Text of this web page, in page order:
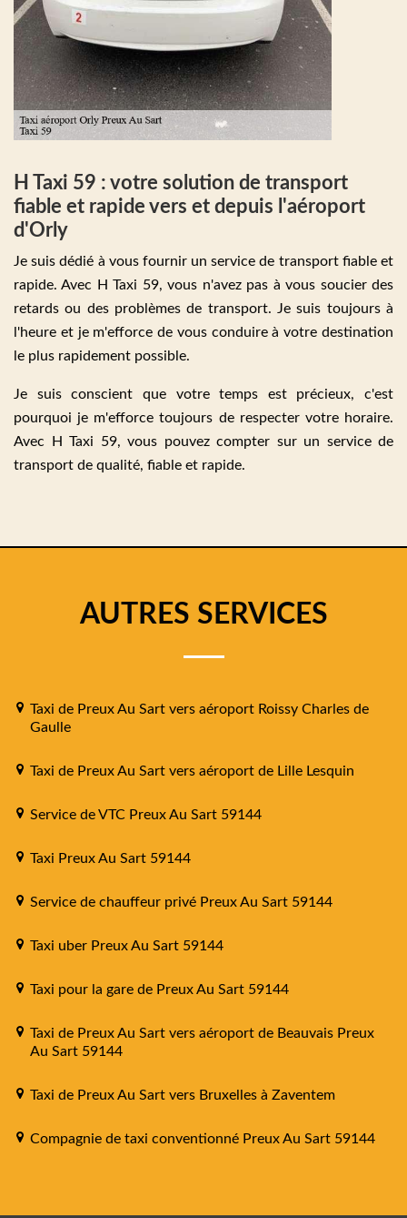
H Taxi 59 : votre solution de transport
fiable et rapide vers et depuis l'aéroport
d'Orly
Je suis dédié à vous fournir un service de transport fiable et
rapide. Avec H Taxi 59, vous n'avez pas à vous soucier des
retards ou des problèmes de transport. Je suis toujours à
l'heure et je m'efforce de vous conduire à votre destination
le plus rapidement possible.
Je suis conscient que votre temps est précieux, c'est
pourquoi je m'efforce toujours de respecter votre horaire.
Avec H Taxi 59, vous pouvez compter sur un service de
transport de qualité, fiable et rapide.
AUTRES SERVICES
Taxi de Preux Au Sart vers aéroport Roissy Charles de
Gaulle
Taxi de Preux Au Sart vers aéroport de Lille Lesquin
Service de VTC Preux Au Sart 59144
Taxi Preux Au Sart 59144
Service de chauffeur privé Preux Au Sart 59144
Taxi uber Preux Au Sart 59144
Taxi pour la gare de Preux Au Sart 59144
Taxi de Preux Au Sart vers aéroport de Beauvais Preux
Au Sart 59144
Taxi de Preux Au Sart vers Bruxelles à Zaventem
Compagnie de taxi conventionné Preux Au Sart 59144